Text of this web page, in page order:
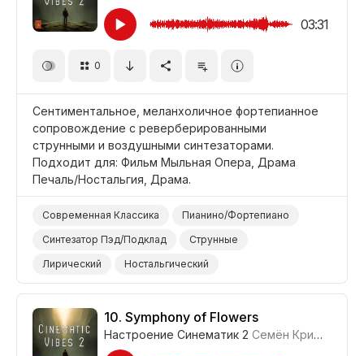
03:31
0
Сентиментальное, меланхоличное фортепианное
сопровождение с реверберированными
струнными и воздушными синтезаторами.
Подходит для: Фильм Мыльная Опера, Драма
Печаль/Ностальгия, Драма.
Современная Классика
Пианино/Фортепиано
Синтезатор Пэд/Подклад
Струнные
Лирический
Ностальгический
Сентиментальный
Фильм Мыльная Опера
Драма Печаль/Ностальгия
Драма
10. Symphony of Flowers
Настроение Синематик 2 Семён Кривенко-Адамов